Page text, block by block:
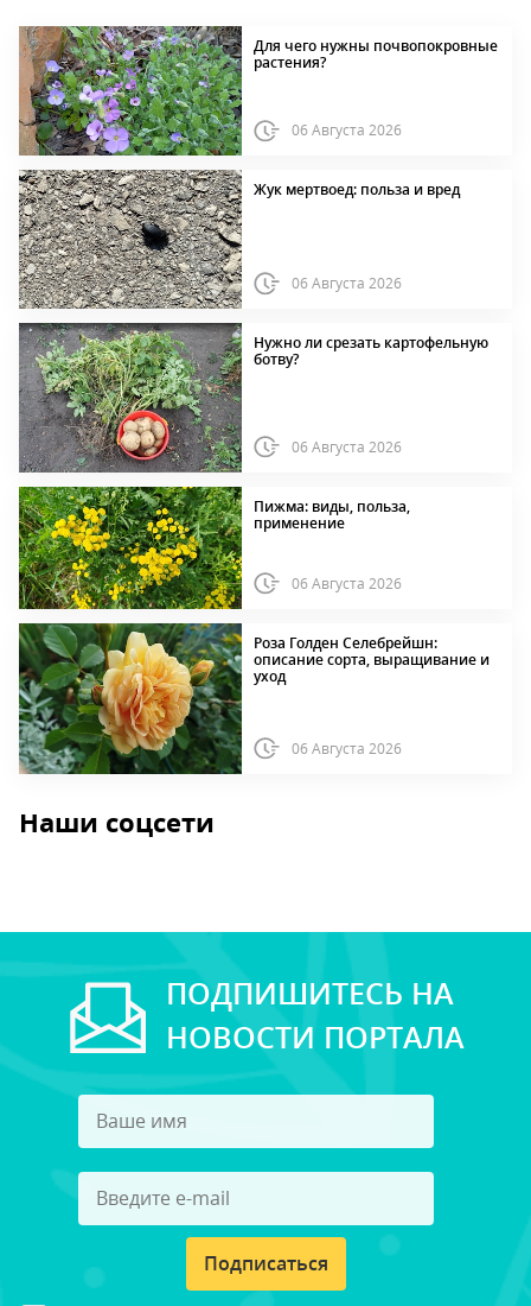
Для чего нужны почвопокровные
растения?
06 Августа 2026
Жук мертвоед: польза и вред
06 Августа 2026
Нужно ли срезать картофельную
ботву?
06 Августа 2026
Пижма: виды, польза,
применение
06 Августа 2026
Роза Голден Селебрейшн:
описание сорта, выращивание и
уход
06 Августа 2026
Наши соцсети
ПОДПИШИТЕСЬ НА
НОВОСТИ ПОРТАЛА
Подписаться